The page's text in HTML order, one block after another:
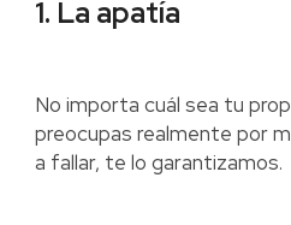
1. La apatía
No importa cuál sea tu
preocupas realmente por
a fallar, te lo garantizamos.